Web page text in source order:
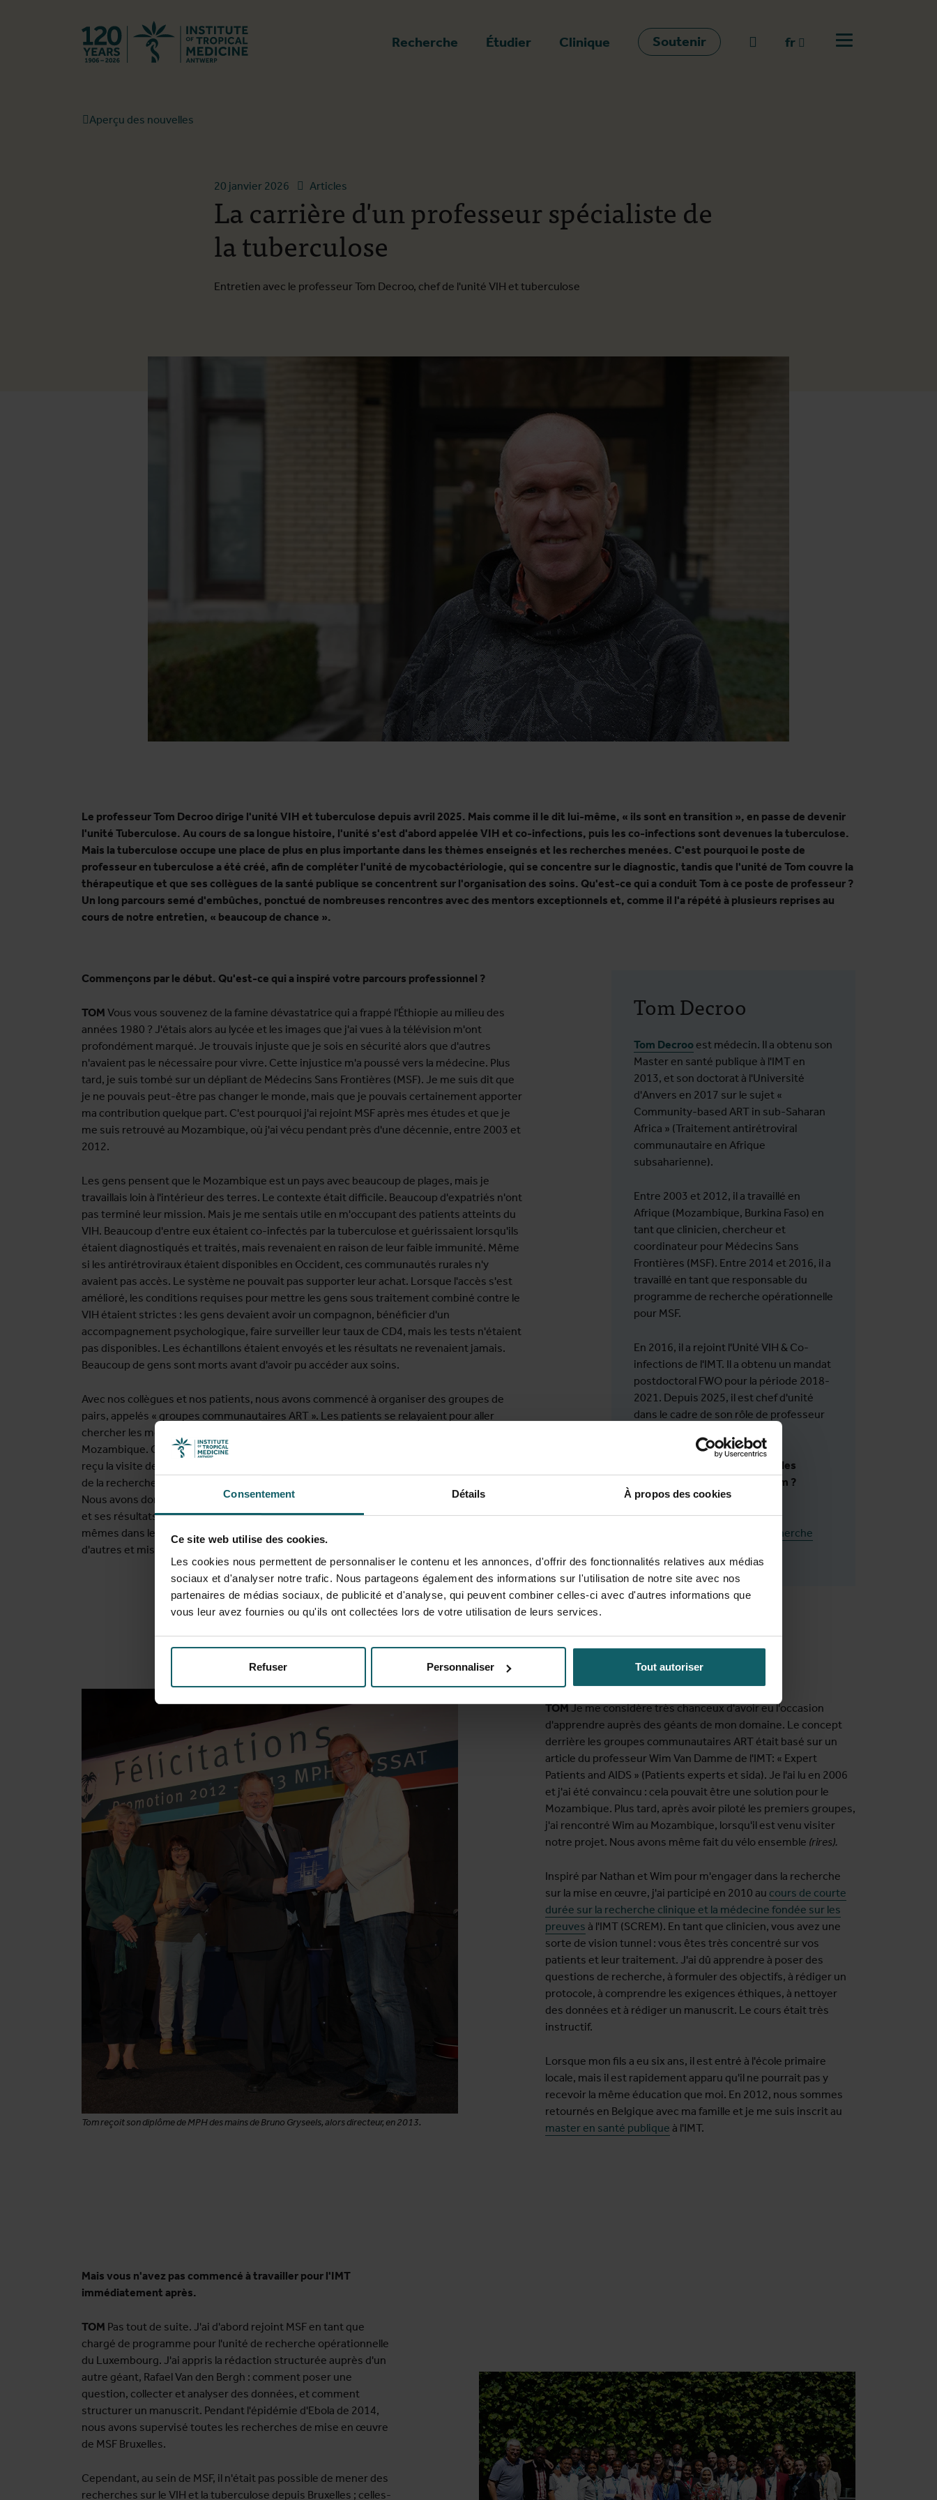
Consentement Détails À propos des cookies
Ce site web utilise des cookies.
Les cookies nous permettent de personnaliser le contenu et les annonces, d'offrir des fonctionnalités relatives aux médias
sociaux et d'analyser notre trafic. Nous partageons également des informations sur l'utilisation de notre site avec nos
partenaires de médias sociaux, de publicité et d'analyse, qui peuvent combiner celles-ci avec d'autres informations que
vous leur avez fournies ou qu'ils ont collectées lors de votre utilisation de leurs services.
Refuser Personnaliser Tout autoriser
Recherche Étudier Clinique Soutenir go to search
fr
Ouvrir le menu
Aperçu des nouvelles
20 janvier 2026 Articles
La carrière d'un professeur spécialiste de
la tuberculose
Entretien avec le professeur Tom Decroo, chef de l'unité VIH et tuberculose
Le professeur Tom Decroo dirige l'unité VIH et tuberculose depuis avril 2025. Mais comme il le dit lui-même, « ils sont en transition », en passe de devenir
l'unité Tuberculose. Au cours de sa longue histoire, l'unité s'est d'abord appelée VIH et co-infections, puis les co-infections sont devenues la tuberculose.
Mais la tuberculose occupe une place de plus en plus importante dans les thèmes enseignés et les recherches menées. C'est pourquoi le poste de
professeur en tuberculose a été créé, afin de compléter l'unité de mycobactériologie, qui se concentre sur le diagnostic, tandis que l'unité de Tom couvre la
thérapeutique et que ses collègues de la santé publique se concentrent sur l'organisation des soins. Qu'est-ce qui a conduit Tom à ce poste de professeur ?
Un long parcours semé d'embûches, ponctué de nombreuses rencontres avec des mentors exceptionnels et, comme il l'a répété à plusieurs reprises au
cours de notre entretien, « beaucoup de chance ».
Commençons par le début. Qu'est-ce qui a inspiré votre parcours professionnel ?
TOM Vous vous souvenez de la famine dévastatrice qui a frappé l'Éthiopie au milieu des
années 1980 ? J'étais alors au lycée et les images que j'ai vues à la télévision m'ont
profondément marqué. Je trouvais injuste que je sois en sécurité alors que d'autres
n'avaient pas le nécessaire pour vivre. Cette injustice m'a poussé vers la médecine. Plus
tard, je suis tombé sur un dépliant de Médecins Sans Frontières (MSF). Je me suis dit que
je ne pouvais peut-être pas changer le monde, mais que je pouvais certainement apporter
ma contribution quelque part. C'est pourquoi j'ai rejoint MSF après mes études et que je
me suis retrouvé au Mozambique, où j'ai vécu pendant près d'une décennie, entre 2003 et
2012.
Les gens pensent que le Mozambique est un pays avec beaucoup de plages, mais je
travaillais loin à l'intérieur des terres. Le contexte était difficile. Beaucoup d'expatriés n'ont
pas terminé leur mission. Mais je me sentais utile en m'occupant des patients atteints du
VIH. Beaucoup d'entre eux étaient co-infectés par la tuberculose et guérissaient lorsqu'ils
étaient diagnostiqués et traités, mais revenaient en raison de leur faible immunité. Même
si les antirétroviraux étaient disponibles en Occident, ces communautés rurales n'y
avaient pas accès. Le système ne pouvait pas supporter leur achat. Lorsque l'accès s'est
amélioré, les conditions requises pour mettre les gens sous traitement combiné contre le
VIH étaient strictes : les gens devaient avoir un compagnon, bénéficier d'un
accompagnement psychologique, faire surveiller leur taux de CD4, mais les tests n'étaient
pas disponibles. Les échantillons étaient envoyés et les résultats ne revenaient jamais.
Beaucoup de gens sont morts avant d'avoir pu accéder aux soins.
Avec nos collègues et nos patients, nous avons commencé à organiser des groupes de
pairs, appelés « groupes communautaires ART ». Les patients se relayaient pour aller
chercher les médicaments à la clinique de la ville et les apporter dans les zones rurales du
Mozambique. Ce modèle de soins a suscité beaucoup d'enthousiasme. Nous avons même
reçu la visite de Nathan Ford, un collègue de MSF et mon premier mentor dans le domaine
de la recherche. Il nous a dit : « Vous devriez documenter et publier votre expérience. »
Nous avons donc rédigé un manuscrit, l'avons publié et avons présenté le modèle de soins
et ses résultats lors de nombreuses conférences. L'idée d'impliquer les patients eux-
mêmes dans leurs soins chroniques est devenue une directive nationale, adoptée par
d'autres et mise en œuvre dans les pays voisins.
Tom Decroo
Tom Decroo est médecin. Il a obtenu son
Master en santé publique à l'IMT en
2013, et son doctorat à l'Université
d'Anvers en 2017 sur le sujet «
Community-based ART in sub-Saharan
Africa » (Traitement antirétroviral
communautaire en Afrique
subsaharienne).
Entre 2003 et 2012, il a travaillé en
Afrique (Mozambique, Burkina Faso) en
tant que clinicien, chercheur et
coordinateur pour Médecins Sans
Frontières (MSF). Entre 2014 et 2016, il a
travaillé en tant que responsable du
programme de recherche opérationnelle
pour MSF.
En 2016, il a rejoint l'Unité VIH & Co-
infections de l'IMT. Il a obtenu un mandat
postdoctoral FWO pour la période 2018-
2021. Depuis 2025, il est chef d'unité
dans le cadre de son rôle de professeur
Vous souhaitez être informé des
activités et des projets de Tom ?
Suivez-le surLinkedIn
profil de recherche
Tom reçoit son diplôme de MPH des mains de Bruno Gryseels, alors directeur, en 2013.
Quand êtes-vous arrivé à l'IMT ?
TOMJe me considère très chanceux d'avoir eu l'occasion
d'apprendre auprès des géants de mon domaine. Le concept
derrière les groupes communautaires ART était basé sur un
article du professeur Wim Van Damme de l'IMT: « Expert
Patients and AIDS » (Patients experts et sida). Je l'ai lu en 2006
et j'ai été convaincu : cela pouvait être une solution pour le
Mozambique. Plus tard, après avoir piloté les premiers groupes,
j'ai rencontré Wim au Mozambique, lorsqu'il est venu visiter
notre projet. Nous avons même fait du vélo ensemble (rires).
Inspiré par Nathan et Wim pour m'engager dans la recherche
sur la mise en œuvre, j'ai participé en 2010 au cours de courte
durée sur la recherche clinique et la médecine fondée sur les
preuves à l'IMT (SCREM). En tant que clinicien, vous avez une
sorte de vision tunnel : vous êtes très concentré sur vos
patients et leur traitement. J'ai dû apprendre à poser des
questions de recherche, à formuler des objectifs, à rédiger un
protocole, à comprendre les exigences éthiques, à nettoyer
des données et à rédiger un manuscrit. Le cours était très
instructif.
Lorsque mon fils a eu six ans, il est entré à l'école primaire
locale, mais il est rapidement apparu qu'il ne pourrait pas y
recevoir la même éducation que moi. En 2012, nous sommes
retournés en Belgique avec ma famille et je me suis inscrit au
master en santé publique à l'IMT.
Mais vous n'avez pas commencé à travailler pour l'IMT
immédiatement après.
TOM Pas tout de suite. J'ai d'abord rejoint MSF en tant que
chargé de programme pour l'unité de recherche opérationnelle
du Luxembourg. J'ai appris la rédaction structurée auprès d'un
autre géant, Rafael Van den Bergh : comment poser une
question, collecter et analyser des données, et comment
structurer un manuscrit. Pendant l'épidémie d'Ebola de 2014,
nous avons supervisé toutes les recherches de mise en œuvre
de MSF Bruxelles.
Cependant, au sein de MSF, il n'était pas possible de mener des
recherches sur le VIH et la tuberculose depuis Bruxelles ; celles-